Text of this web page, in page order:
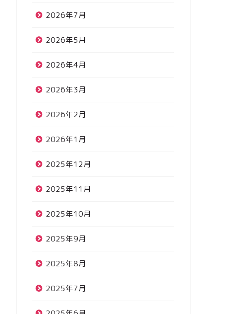
2026年7月
2026年5月
2026年4月
2026年3月
2026年2月
2026年1月
2025年12月
2025年11月
2025年10月
2025年9月
2025年8月
2025年7月